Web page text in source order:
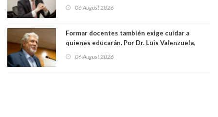
06 August 2026
Formar docentes también exige cuidar a
quienes educarán. Por Dr. Luis Valenzuela,
Académicos U. Católica Silva Henríquez
06 August 2026